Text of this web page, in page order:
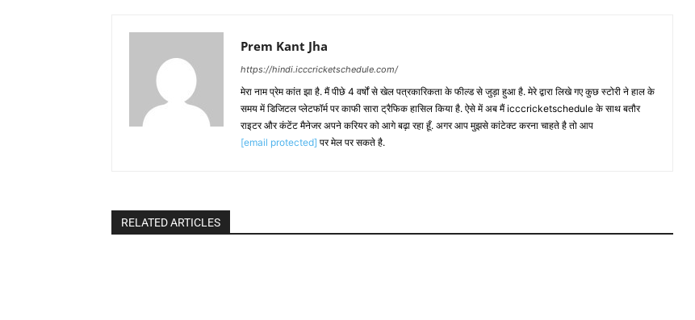
Prem Kant Jha
https://hindi.icccricketschedule.com/
मेरा नाम प्रेम कांत झा है. मैं पीछे 4 वर्षों से खेल पत्रकारिकता के फील्ड से जुड़ा हुआ है. मेरे द्वारा लिखे गए कुछ स्टोरी ने हाल के
समय में डिजिटल प्लेटफॉर्म पर काफी सारा ट्रैफिक हासिल किया है. ऐसे में अब मैं icccricketschedule के साथ बतौर
राइटर और कंटेंट मैनेजर अपने करियर को आगे बढ़ा रहा हूँ. अगर आप मुझसे कांटेक्ट करना चाहते है तो आप
[email protected] पर मेल पर सकते है.
RELATED ARTICLES